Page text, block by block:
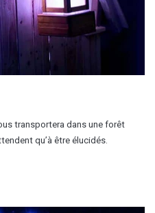
transportera dans une forêt
qu’à être élucidés.